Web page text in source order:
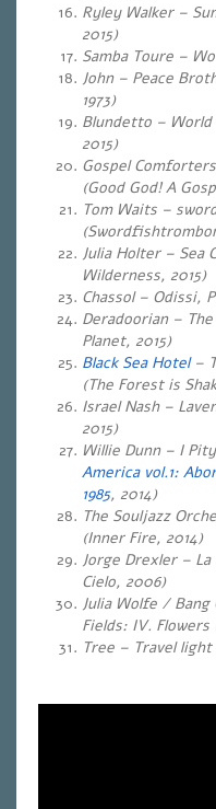
Ryley Walker –
2015)
Samba Toure –
John – Peace
1973)
Blundetto –
2015)
Gospel
(Good God! A
Tom Waits –
Julia Holter – Sea
Wilderness, 2015)
Chassol – Odissi,
Deradoorian –
Planet, 2015)
Black Sea Hotel–
(The Forest is
Israel Nash –
2015)
Willie Dunn – I
America vol.1:
1985, 2014)
The Souljazz
(Inner Fire, 2014)
Jorge Drexler – La
Cielo, 2006)
Julia Wolfe /
Fields: IV.
Tree – Travel light